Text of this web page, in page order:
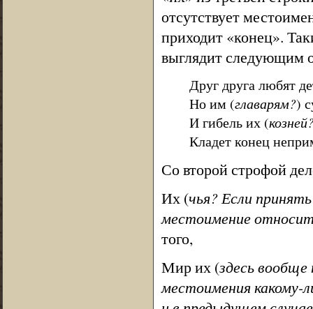
отсутствует
приходит «конец».
выглядит следующим
Друг друга любят
Но им (главарям?)
И гибель их (
Кладет конец
Со второй строфой
Их (чья? Если
местоимение
того,
Мир их (здесь
местоимения какому-